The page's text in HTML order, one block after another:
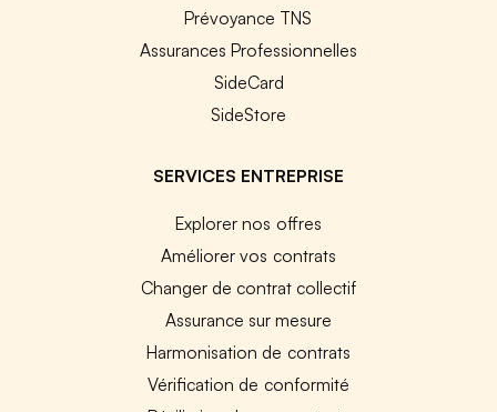
Prévoyance TNS
Assurances Professionnelles
SideCard
SideStore
SERVICES ENTREPRISE
Explorer nos offres
Améliorer vos contrats
Changer de contrat collectif
Assurance sur mesure
Harmonisation de contrats
Vérification de conformité